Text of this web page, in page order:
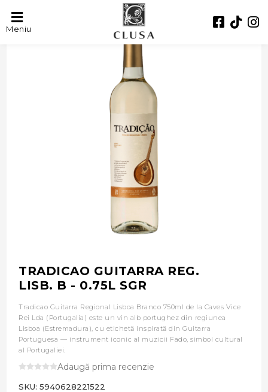
Meniu- 35%
TRADICAO GUITARRA REG.
LISB. B - 0.75L SGR
Tradicao Guitarra Regional Lisboa Branco 750ml de la Caves Vice
Rei Lda (Portugalia) este un vin alb portughez din regiunea
Lisboa (Estremadura), cu etichetă inspirată din Guitarra
Portuguesa — instrument iconic al muzicii Fado, simbol cultural
al Portugaliei.
Adaugă prima recenzie
SKU: 5940628221522